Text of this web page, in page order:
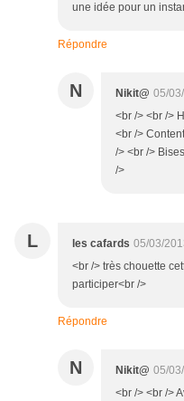
une idée pour un
Répondre
N Nikit@ 05/
<br /> <br />
<br />
/> <br />
/>
L les cafards 05/03/
<br /> très chouette
participer<br />
Répondre
N Nikit@ 05/
<br /> <br />